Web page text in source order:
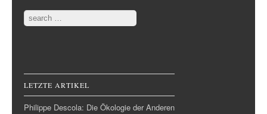
Search
LETZTE ARTIKEL
Philippe Descola: Die Ökologie der Anderen